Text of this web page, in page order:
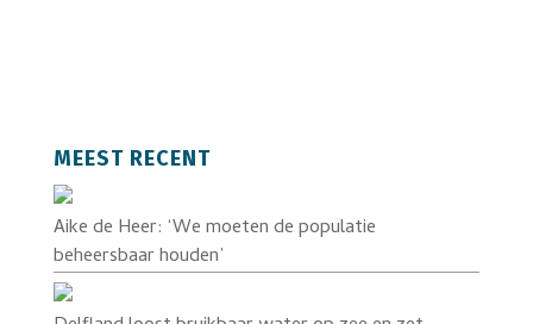
MEEST RECENT
Aike de Heer: ‘We moeten de populatie
beheersbaar houden’